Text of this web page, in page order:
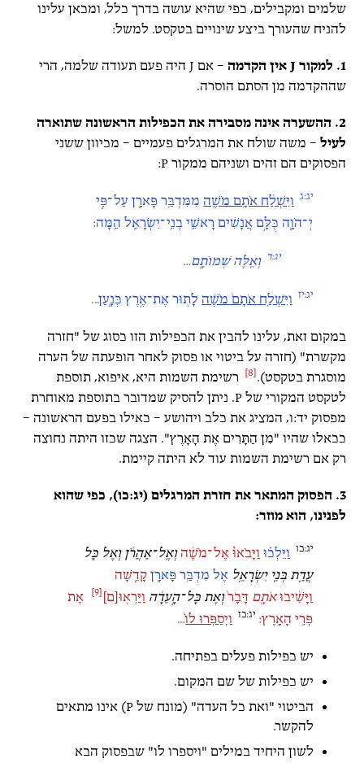
שלמים ומקבילים, כפי שהיא עושה בדרך כלל, ומכאן עלינו
להניח שהעורך ביצע שינויים בטקסט. למשל:
1. למקור J אין הקדמה
– אם J היה פעם תעודה שלמה, הרי
שההקדמה מן הסתם הוסרה.
2. ההשערה אינה מסבירה את הכפילות הראשונה שתוארה
לעיל – משה שולח את המרגלים פעמיים – מכיוון ששני
הפסוקים הם זהים ושניהם ממקור P:
יג:ג וַיִּשְׁלַ֨ח אֹתָ֥ם מֹשֶׁ֛ה מִמִּדְבַּ֥ר פָּארָ֖ן עַל־פִּ֣י
יְ־הֹוָ֑ה כֻּלָּ֣ם אֲנָשִׁ֔ים רָאשֵׁ֥י בְנֵֽי־יִשְׂרָאֵ֖ל הֵֽמָּה:
יג:ד וְאֵ֖לֶּה שְׁמוֹתָ֑ם…
יג:יז וַיִּשְׁלַ֤ח אֹתָם֙ מֹשֶׁ֔ה לָת֖וּר אֶת־אֶ֣רֶץ כְּנָ֑עַן...
במקום זאת, עלינו להבין את הכפילות הזו כסוג של "חזרה
מקשרת" (חזרה על ביטוי או פסוק לאחר הופעתה של הערה
מוסגרת בטקסט). [8]
רשימת השמות היא, איפוא, תוספת
לטקסט המקורי של P. ניתן להסיק שמדובר בתוספת מאוחרת
מפסוק יד:ו, המציג את כלב ויהושע – כאילו בפעם הראשונה –
ככאלו שהיו "מִן הַתָּרִים אֶת הָאָרֶץ". הצגה שכזו היתה נחוצה
רק אם רשימת השמות עוד לא היתה קיימת.
3. הפסוק המתאר את חזרת המרגלים (יג:כו), כפי שהוא
לפנינו, הוא מוזר:
יג:כו וַיֵּלְכ֡וּ וַיָּבֹאוּ֩ אֶל־מֹשֶׁ֨ה וְאֶֽל־אַהֲרֹ֜ן וְאֶל כָּל
עֲדַ֧ת בְּנֵֽי יִשְׂרָאֵ֛ל אֶל מִדְבַּ֥ר פָּארָ֖ן קָדֵ֑שָׁה
וַיָּשִׁ֨יבוּאֹתָ֤ם דָּבָר֙וְאֶת כָּל־הָ֣עֵדָ֔ה וַיַּרְא֖וּ[ם] [9]
אֶת
פְּרִ֥י הָאָֽרֶץ: יג:כז וַיְסַפְּרוּ לוֹ֙…
יש כפילות פעלים בפתיחה.
יש כפילות של שם המקום.
הביטוי "ואת כל העדה" (מונח של P) אינו מתאים
להקשר.
לשון היחיד במילים "ויספרו לו" שבפסוק הבא